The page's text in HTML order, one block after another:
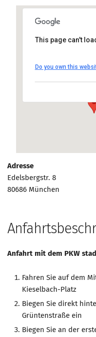
Arbeitsgruppen
Mentoring
Partnerschaften
CLUB-KOMMUNIKATION
Newsletter
Clubmagazin
MITGLIEDSCHAFT
PODCAST
AKTUELLES
KONTAKT
MCM
Edelsbergstr. 8,
This page can't
Do you own this
Adresse
Edelsbergstr. 8
80686 München
Anfahrt mit dem PKW
Fahren Sie auf dem
Kieselbach-Platz
Biegen Sie direkt
Grüntenstraße ein
Biegen Sie an der